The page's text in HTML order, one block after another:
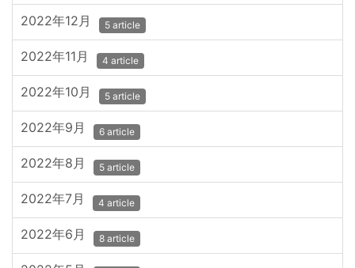
2022年12月 5 article
2022年11月 4 article
2022年10月 5 article
2022年9月 6 article
2022年8月 5 article
2022年7月 4 article
2022年6月 8 article